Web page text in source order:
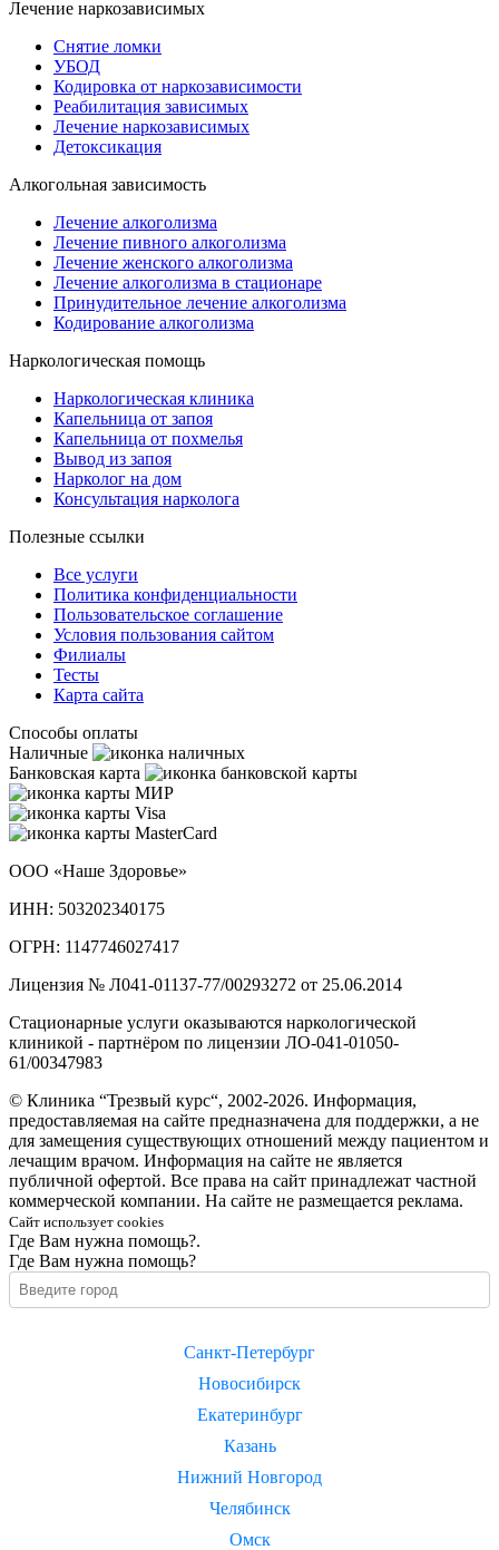
Лечение наркозависимых
Снятие ломки
УБОД
Кодировка от наркозависимости
Реабилитация зависимых
Лечение наркозависимых
Детоксикация
Алкогольная зависимость
Лечение алкоголизма
Лечение пивного алкоголизма
Лечение женского алкоголизма
Лечение алкоголизма в стационаре
Принудительное лечение алкоголизма
Кодирование алкоголизма
Наркологическая помощь
Наркологическая клиника
Капельница от запоя
Капельница от похмелья
Вывод из запоя
Нарколог на дом
Консультация нарколога
Полезные ссылки
Все услуги
Политика конфиденциальности
Пользовательское cоглашение
Условия пользования сайтом
Филиалы
Тесты
Карта сайта
Способы оплаты
Наличные
Банковская карта
ООО «Наше Здоровье»
ИНН: 503202340175
ОГРН: 1147746027417
Лицензия № Л041-01137-77/00293272 от 25.06.2014
Стационарные услуги оказываются наркологической
клиникой - партнёром по лицензии ЛО-041-01050-
61/00347983
© Клиника “Трезвый курс“, 2002-2026. Информация,
предоставляемая на сайте предназначена для поддержки, а не
для замещения существующих отношений между пациентом и
лечащим врачом. Информация на сайте не является
публичной офертой. Все права на сайт принадлежат частной
коммерческой компании. На сайте не размещается реклама.
Сайт использует cookies
Где Вам нужна помощь?.
Где Вам нужна помощь?
Санкт-Петербург
Новосибирск
Екатеринбург
Казань
Нижний Новгород
Челябинск
Омск